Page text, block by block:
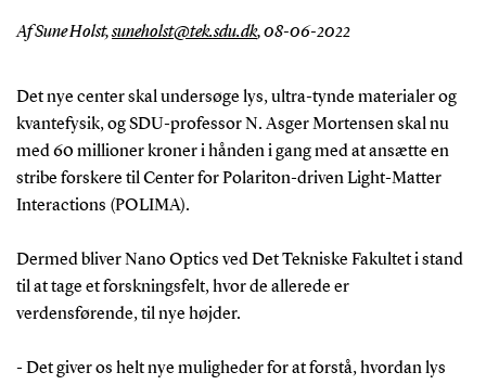
Af Sune Holst,suneholst@tek.sdu.dk,08-06-2022
Det nye center skal undersøge lys, ultra-tynde materialer og
kvantefysik, og SDU-professor N. Asger Mortensen skal nu
med 60 millioner kroner i hånden i gang med at ansætte en
stribe forskere til Center for Polariton-driven Light-Matter
Interactions (POLIMA).
Dermed bliver Nano Optics ved Det Tekniske Fakultet i stand
til at tage et forskningsfelt, hvor de allerede er
verdensførende, til nye højder.
- Det giver os helt nye muligheder for at forstå, hvordan lys